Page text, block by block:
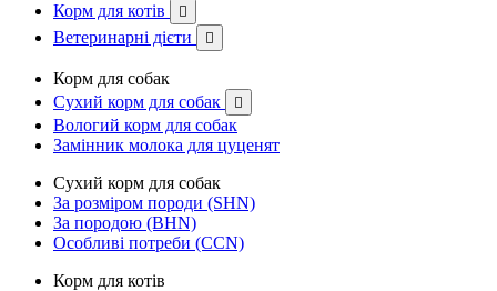
Корм для котів 
Ветеринарні дієти 
Корм для собак
Сухий корм для собак

Вологий корм для собак
Замінник молока для цуценят
Сухий корм для собак
За розміром породи (SHN)
За породою (BHN)
Особливі потреби (CCN)
Корм для котів